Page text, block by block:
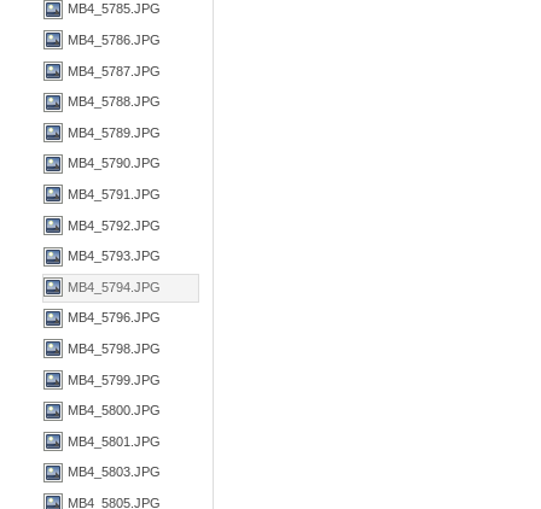
MB4_5785.JPG
MB4_5786.JPG
MB4_5787.JPG
MB4_5788.JPG
MB4_5789.JPG
MB4_5790.JPG
MB4_5791.JPG
MB4_5792.JPG
MB4_5793.JPG
MB4_5794.JPG
MB4_5796.JPG
MB4_5798.JPG
MB4_5799.JPG
MB4_5800.JPG
MB4_5801.JPG
MB4_5803.JPG
MB4_5805.JPG